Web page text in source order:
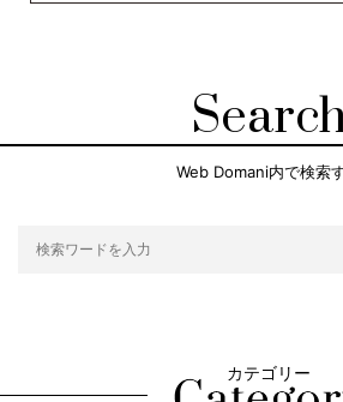
Web Domani内で検索
カテゴリー